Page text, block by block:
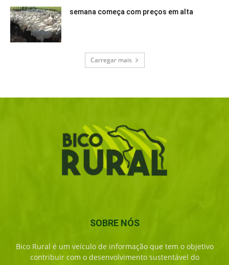
semana começa com preços em alta
Carregar mais
SOBRE NÓS
Bico Rural é um veículo de informação que tem o objetivo
contribuir com o desenvolvimento sustentável do